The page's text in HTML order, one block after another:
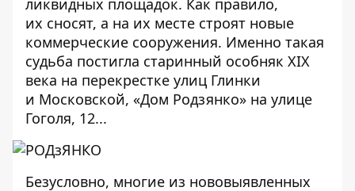
ликвидных площадок. Как правило,
их сносят, а на их месте строят новые
коммерческие сооружения. Именно такая
судьба постигла старинный особняк XIX
века на перекрестке улиц Глинки
и Московской, «Дом Родзянко» на улице
Гоголя, 12...
Безусловно, многие из нововыявленных